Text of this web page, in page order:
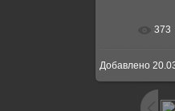
373
Добавлено